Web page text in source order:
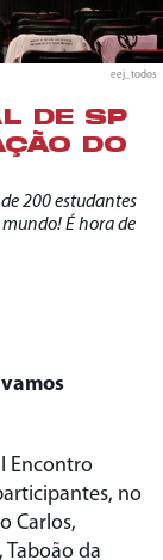
eej_todos
DE SP
DO
200 estudantes
É hora de
Encontro
no
Carlos,
Taboão da